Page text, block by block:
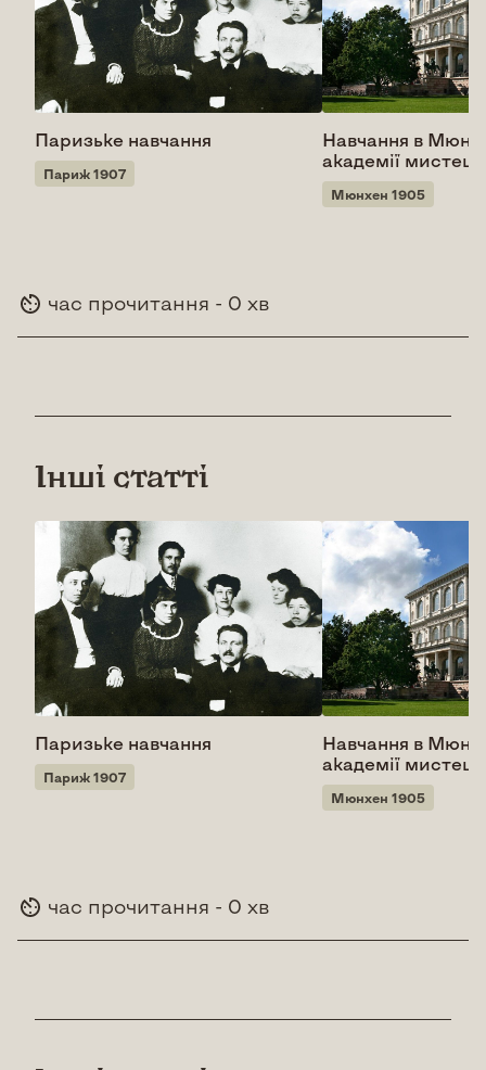
Паризьке навчання
Париж 1907
Навчання в
академії
Мюнхен 1905
час прочитання - 0 хв
Інші статті
Паризьке навчання
Париж 1907
Навчання в
академії
Мюнхен 1905
час прочитання - 0 хв